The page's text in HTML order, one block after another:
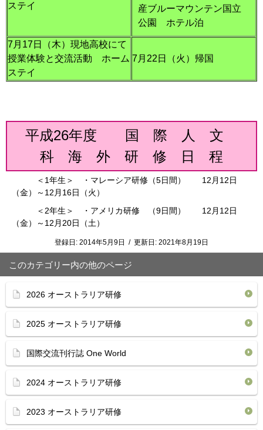
ステイ
産ブルーマウンテン国立
公園 ホテル泊
7月17日（木）現地高校にて
授業体験と交流活動 ホーム
ステイ
7月22日（火）帰国
平成26年度 国 際 人 文
科 海 外 研 修 日 程
＜1年生＞ ・マレーシア研修（5日間） 12月12日
（金）～12月16日（火）
＜2年生＞ ・アメリカ研修 （9日間） 12月12日
（金）～12月20日（土）
登録日: 2014年5月9日 / 更新日: 2021年8月19日
このカテゴリー内の他のページ
2026 オーストラリア研修
2025 オーストラリア研修
国際交流刊行誌 One World
2024 オーストラリア研修
2023 オーストラリア研修